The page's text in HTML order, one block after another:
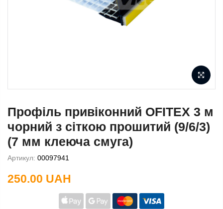
Профіль привіконний OFITEX 3 м
чорний з сіткою прошитий (9/6/3)
(7 мм клеюча смуга)
Артикул: 00097941
250.00 UAH